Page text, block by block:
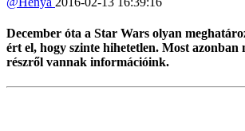
December óta a Star Wars olyan
ért el, hogy szinte hihetetlen. Most azonban
részről vannak információink.